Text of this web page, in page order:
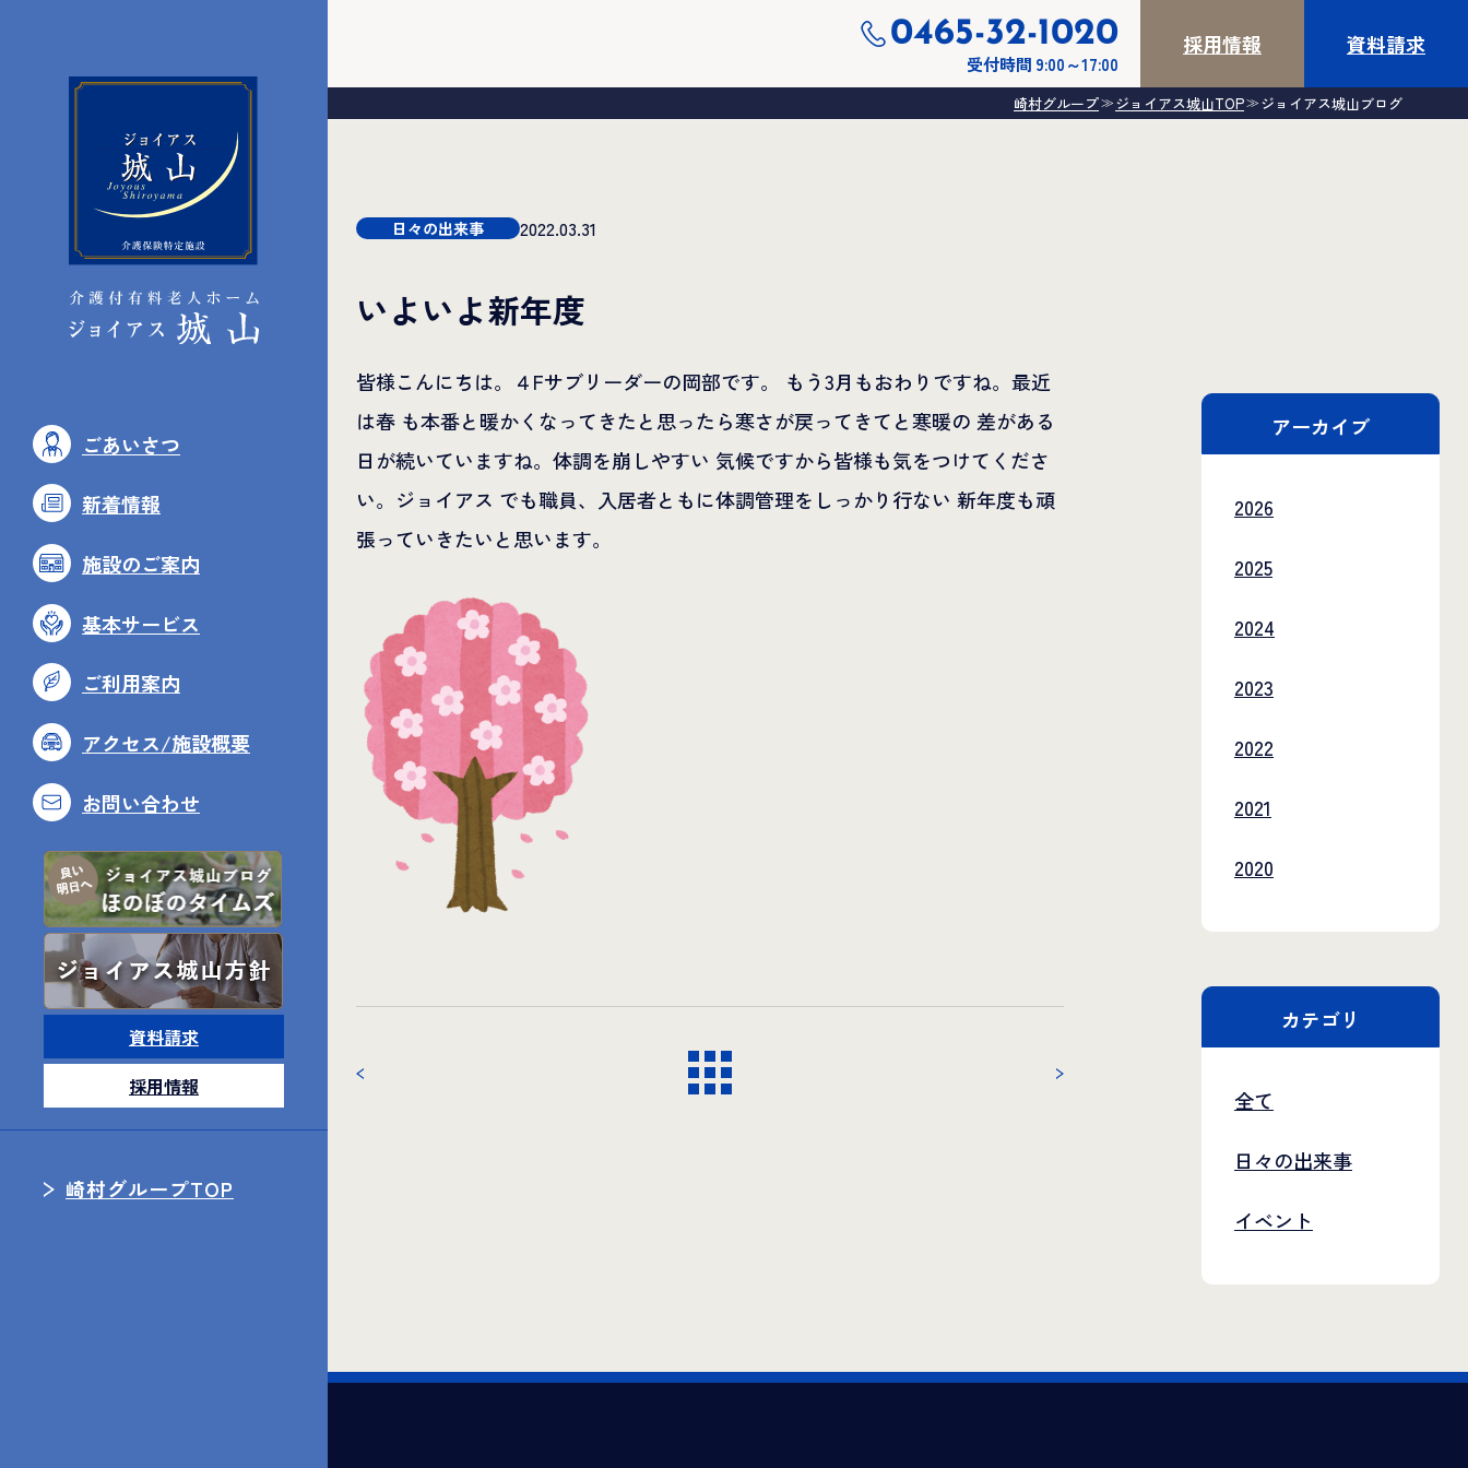
0465-32-1020
受付時間 9:00～17:00
採用情報 資料請求
ごあいさつ
新着情報
施設のご案内
基本サービス
ご利用案内
アクセス/施設概要
お問い合わせ
資料請求
採用情報
崎村グループTOP
崎村グループ≫ ジョイアス城山TOP≫ ジョイアス城山ブログ
日々の出来事 2022.03.31
いよいよ新年度
皆様こんにちは。４Fサブリーダーの岡部です。 もう3月もおわりですね。最近
は春 も本番と暖かくなってきたと思ったら寒さが戻ってきてと寒暖の 差がある
日が続いていますね。体調を崩しやすい 気候ですから皆様も気をつけてくださ
い。ジョイアス でも職員、入居者ともに体調管理をしっかり行ない 新年度も頑
張っていきたいと思います。
アーカイブ
2026
2025
2024
2023
2022
2021
2020
カテゴリ
全て
日々の出来事
イベント